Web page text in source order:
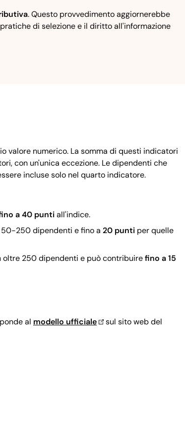
. Questo provvedimento aggiornerebbe
di selezione e il diritto all'informazione
valore numerico. La somma di questi indicatori
con un'unica eccezione. Le dipendenti che
incluse solo nel quarto indicatore.
a 40 puntiall'indice.
50-250 dipendenti e fino a 20 punti per quelle
oltre 250 dipendenti e può contribuirefino a 15
al modello ufficiale
sul sito web del